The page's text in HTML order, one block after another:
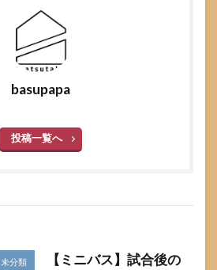
basupapa
投稿一覧へ
未分類
【ミニバス】試合後の